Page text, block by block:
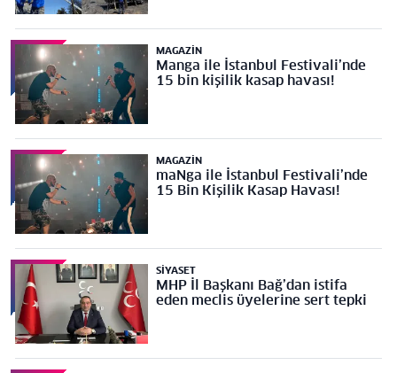
MAGAZIN
Manga ile İstanbul Festivali’nde
15 bin kişilik kasap havası!
MAGAZIN
maNga ile İstanbul Festivali’nde
15 Bin Kişilik Kasap Havası!
SIYASET
MHP İl Başkanı Bağ’dan istifa
eden meclis üyelerine sert tepki